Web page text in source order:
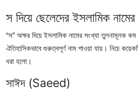
Support Number
স দিয়ে ছেলেদের ইসলামিক নামের
“স” অক্ষর দিয়ে ইসলামিক নামের সংখ্যা তুলনামূলক
ঐতিহাসিকভাবে গুরুত্বপূর্ণ নাম পাওয়া যায়। নিচে
ধরা হলো।
সাঈদ (Saeed)